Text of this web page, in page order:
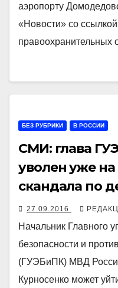
аэропорту
«Новости» со
правоохранительных
БЕЗ РУБРИКИ В РОССИИ
СМИ: глава
уволен уже на
скандала по
27.09.2016
Начальник Главного
безопасности и
(ГУЭБиПК) МВД
Курносенко может